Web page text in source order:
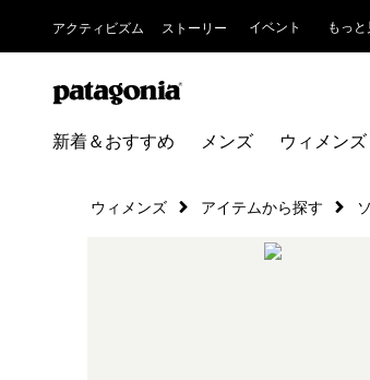
アクティビズム ストーリー イベント もっ
新着＆おすすめ メンズ ウィメンズ
ウィメンズ アイテムから探す